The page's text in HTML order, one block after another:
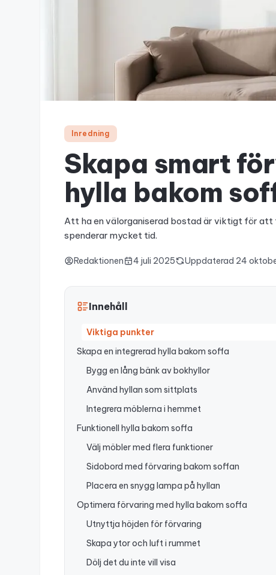
Inredning
Skapa smart
hylla bakom
Att ha en välorganiserad bostad är viktigt för
spenderar mycket tid.
Redaktionen 4 juli 2025 Uppdaterad 24
Innehåll
Viktiga punkter
Skapa en integrerad hylla bakom soffa
Bygg en lång bänk av bokhyllor
Använd hyllan som sittplats
Integrera möblerna i hemmet
Funktionell hylla bakom soffa
Välj möbler med flera funktioner
Sidobord med förvaring bakom soffan
Placera en snygg lampa på hyllan
Optimera förvaring med hylla bakom soffa
Utnyttja höjden för förvaring
Skapa ytor och luft i rummet
Dölj det du inte vill visa